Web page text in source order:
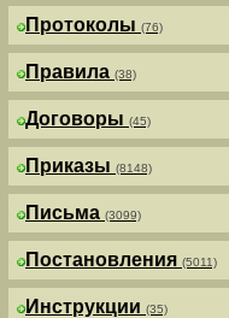
Протоколы (76)
Правила (38)
Договоры (45)
Приказы (8148)
Письма (3099)
Постановления (5011)
Инструкции (35)